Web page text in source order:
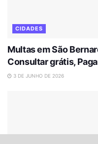
CIDADES
Multas em São
Consultar grátis,
3 DE JUNHO DE 2026